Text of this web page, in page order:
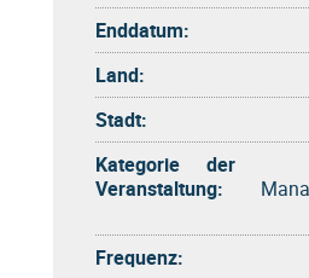
Enddatum:
Land:
Stadt:
Kategorie der
Veranstaltung:
Frequenz: